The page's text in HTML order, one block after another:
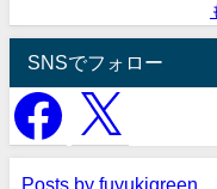
SNSでフォロー
Posts by fuyukigreen